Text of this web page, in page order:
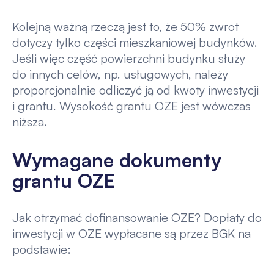
Kolejną ważną rzeczą jest to, że 50% zwrot
dotyczy tylko części mieszkaniowej budynków.
Jeśli więc część powierzchni budynku służy
do innych celów, np. usługowych, należy
proporcjonalnie odliczyć ją od kwoty inwestycji
i grantu. Wysokość grantu OZE jest wówczas
niższa.
Wymagane dokumenty
grantu OZE
Jak otrzymać dofinansowanie OZE? Dopłaty do
inwestycji w OZE wypłacane są przez BGK na
podstawie: